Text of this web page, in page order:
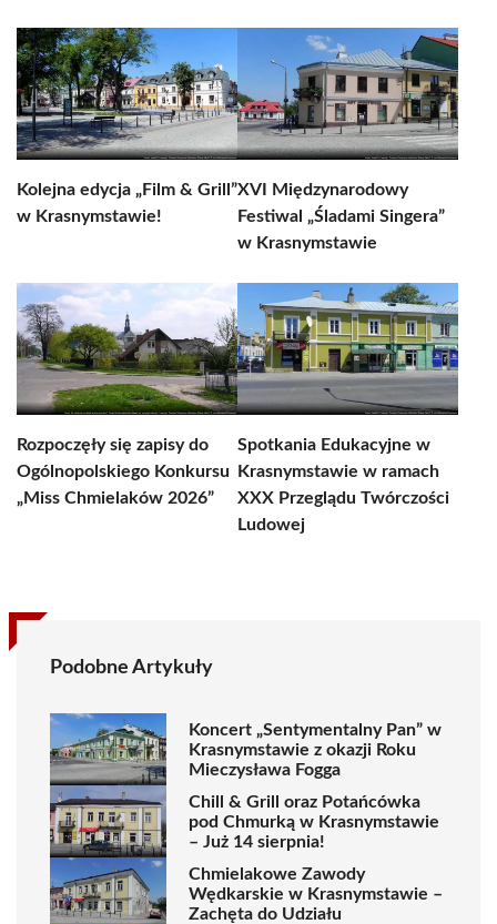
Kolejna edycja „Film & Grill”
w Krasnymstawie!
XVI Międzynarodowy
Festiwal „Śladami Singera”
w Krasnymstawie
Rozpoczęły się zapisy do
Ogólnopolskiego Konkursu
„Miss Chmielaków 2026”
Spotkania Edukacyjne w
Krasnymstawie w ramach
XXX Przeglądu Twórczości
Ludowej
Podobne Artykuły
Koncert „Sentymentalny Pan” w
Krasnymstawie z okazji Roku
Mieczysława Fogga
Chill & Grill oraz Potańcówka
pod Chmurką w Krasnymstawie
– Już 14 sierpnia!
Chmielakowe Zawody
Wędkarskie w Krasnymstawie –
Zachęta do Udziału